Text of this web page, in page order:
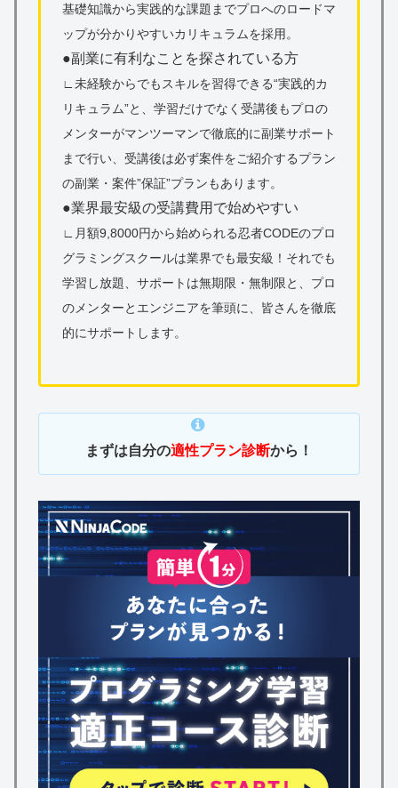
基礎知識から実践的な課題までプロへのロードマ
ップが分かりやすいカリキュラムを採用。
●副業に有利なことを探されている方
∟未経験からでもスキルを習得できる“実践的カ
リキュラム”と、学習だけでなく受講後もプロの
メンターがマンツーマンで徹底的に副業サポート
まで行い、受講後は必ず案件をご紹介するプラン
の副業・案件”保証”プランもあります。
●業界最安級の受講費用で始めやすい
∟月額9,8000円から始められる忍者CODEのプロ
グラミングスクールは業界でも最安級！それでも
学習し放題、サポートは無期限・無制限と、プロ
のメンターとエンジニアを筆頭に、皆さんを徹底
的にサポートします。
まずは自分の適性プラン診断から！